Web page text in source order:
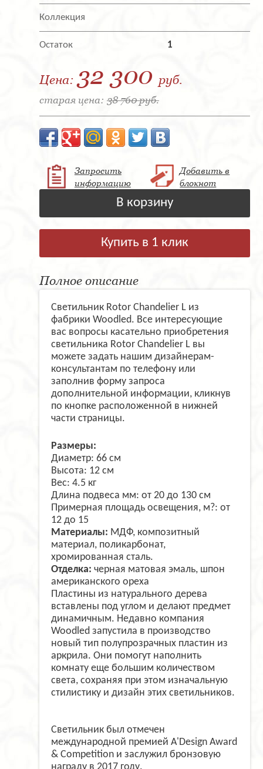
Коллекция
Остаток 1
Цена: 32 300 руб.
старая цена: 38 760 руб.
Запросить
информацию
Добавить в
блокнот
В корзину
Купить в 1 клик
Полное описание
Светильник Rotor Chandelier L из
фабрики Woodled. Все интересующие
вас вопросы касательно приобретения
светильника Rotor Chandelier L вы
можете задать нашим дизайнерам-
консультантам по телефону или
заполнив форму запроса
дополнительной информации, кликнув
по кнопке расположенной в нижней
части страницы.
Размеры:
Диаметр: 66 см
Высота: 12 см
Вес: 4.5 кг
Длина подвеса мм: от 20 до 130 см
Примерная площадь освещения, м?: от
12 до 15
Материалы: МДФ, композитный
материал, поликарбонат,
хромированная сталь.
Отделка: черная матовая эмаль, шпон
американского ореха
Пластины из натурального дерева
вставлены под углом и делают предмет
динамичным. Недавно компания
Woodled запустила в производство
новый тип полупрозрачных пластин из
аркрила. Они помогут наполнить
комнату еще большим количеством
света, сохраняя при этом изначальную
стилистику и дизайн этих светильников.
Светильник был отмечен
международной премией A'Design Award
& Competition и заслужил бронзовую